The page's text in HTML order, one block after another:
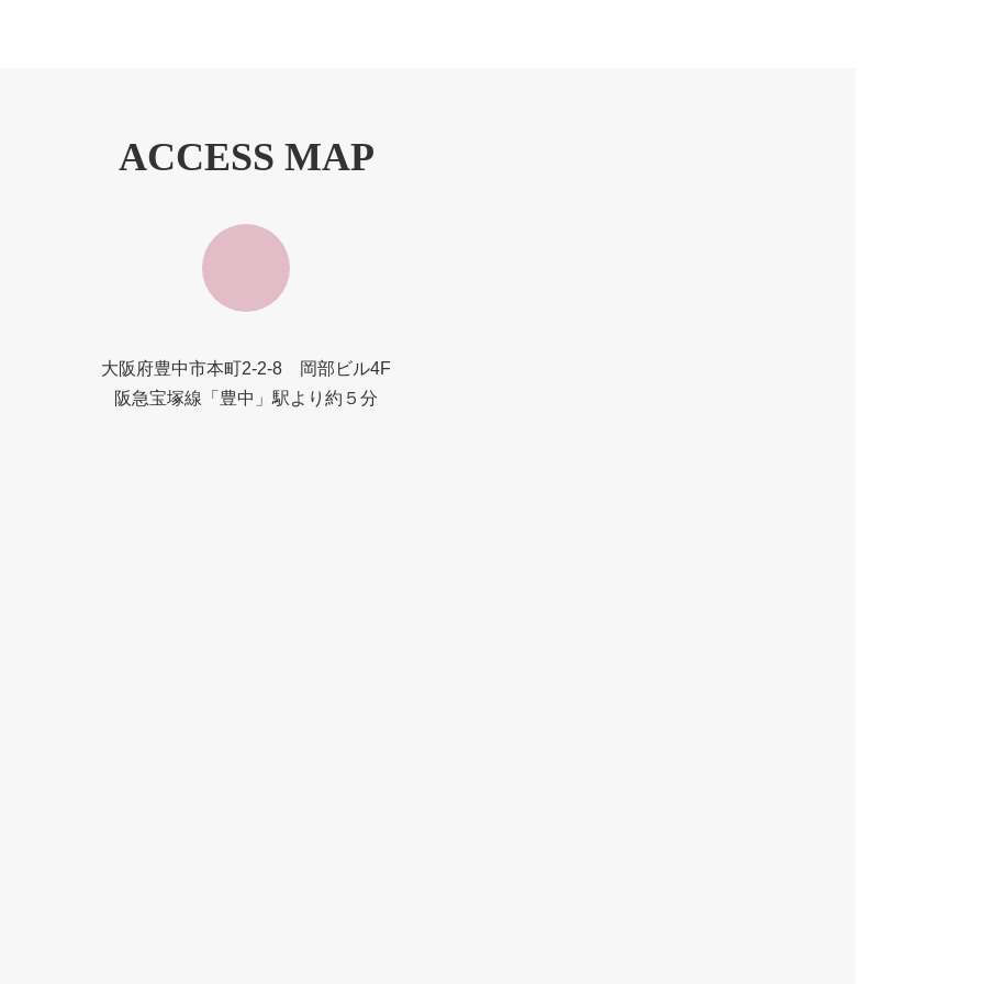
ACCESS MAP
大阪府豊中市本町2-2-8 岡部ビル4F
阪急宝塚線「豊中」駅より約５分